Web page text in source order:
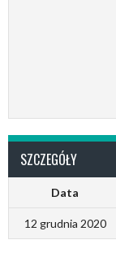
SZCZEGÓŁY
Data
12 grudnia 2020